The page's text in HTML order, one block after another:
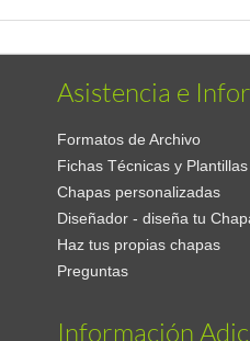
Asistencia e
Formatos de Archivo
Fichas Técnicas y Plantillas
Chapas personalizadas
Diseñador - diseña tu
Haz tus propias chapas
Preguntas
Información